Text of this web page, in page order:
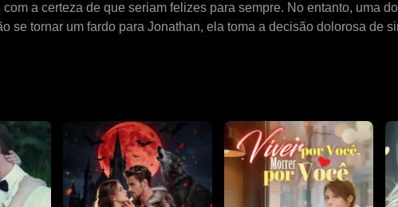
a certeza de que seriam felizes para sempre. No entanto, uma
se tornar um fardo para Jonathan, ela toma a decisão dolorosa de
Lillian tinha uma doença terminal na época do rompimento.